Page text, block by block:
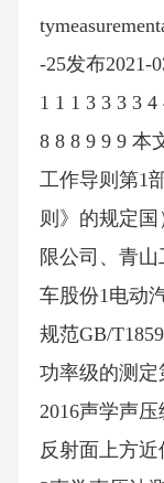
-25发布2021-
1 1 1 3 3 3 3
8 8 8 9 9 9 本
工作导则第1
则》的规定
限公司、青
车股份1电动
规范GB/
功率级的测
2016声学声
反射面上方